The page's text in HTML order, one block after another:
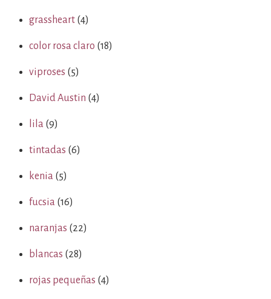
grassheart (4)
color rosa claro (18)
viproses (5)
David Austin (4)
lila (9)
tintadas (6)
kenia (5)
fucsia (16)
naranjas (22)
blancas (28)
rojas pequeñas (4)